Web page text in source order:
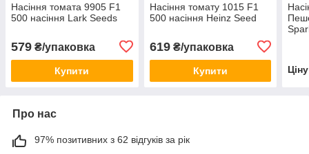
Насіння томата 9905 F1
500 насіння Lark Seeds
579 ₴/упаковка
Купити
Насіння томату 1015 F1
500 насіння Heinz Seed
619₴/упаковка
Купити
Про нас
97% позитивних з 62 відгуків за рік